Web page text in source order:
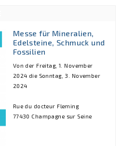
Messe für Mineralien,
Edelsteine, Schmuck und
Fossilien
Von der Freitag, 1. November
2024 die Sonntag, 3. November
2024
Rue du docteur Fleming
77430 Champagne sur Seine